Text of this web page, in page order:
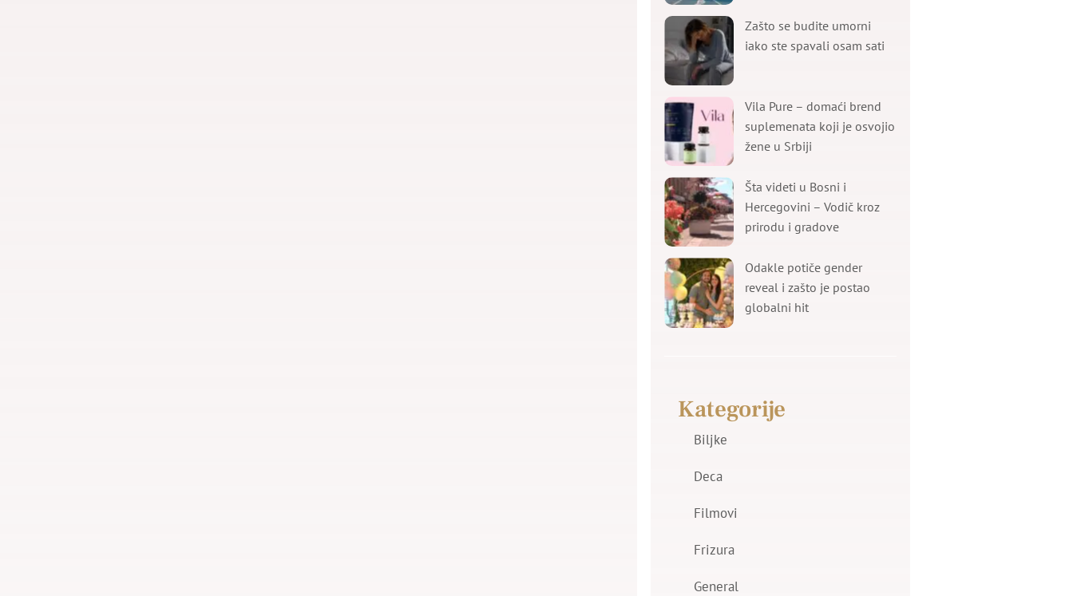
Zašto se budite umorni
iako ste spavali osam sati
Vila Pure – domaći brend
suplemenata koji je osvojio
žene u Srbiji
Šta videti u Bosni i
Hercegovini – Vodič kroz
prirodu i gradove
Odakle potiče gender
reveal i zašto je postao
globalni hit
Kategorije
Biljke
Deca
Filmovi
Frizura
General